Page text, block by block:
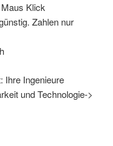
Klick
Zahlen nur
Ihre Ingenieure
und Technologie->